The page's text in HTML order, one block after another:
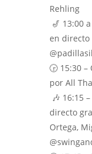
Rehling
🎷 13:00
en directo
🕞 15:30
por All
🎶 16:15
directo
Ortega,